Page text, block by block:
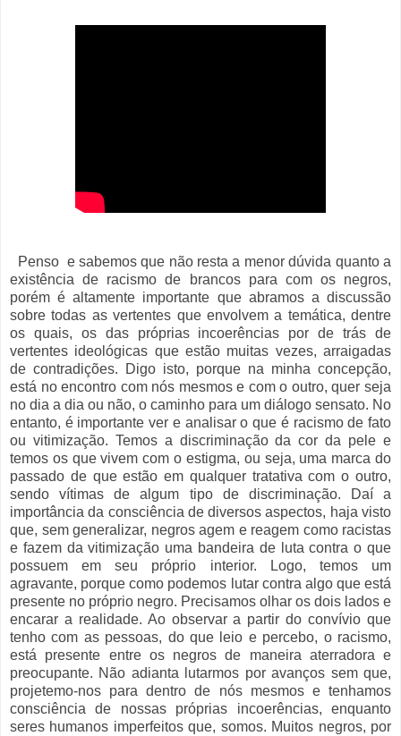
Penso e sabemos que não resta a menor dúvida quanto a
existência de racismo de brancos para com os negros,
porém é altamente importante que abramos a discussão
sobre todas as vertentes que envolvem a temática, dentre
os quais, os das próprias incoerências por de trás de
vertentes ideológicas que estão muitas vezes, arraigadas
de contradições. Digo isto, porque na minha concepção,
está no encontro com nós mesmos e com o outro, quer seja
no dia a dia ou não, o caminho para um diálogo sensato. No
entanto, é importante ver e analisar o que é racismo de fato
ou vitimização. Temos a discriminação da cor da pele e
temos os que vivem com o estigma, ou seja, uma marca do
passado de que estão em qualquer tratativa com o outro,
sendo vítimas de algum tipo de discriminação. Daí a
importância da consciência de diversos aspectos, haja visto
que, sem generalizar, negros agem e reagem como racistas
e fazem da vitimização uma bandeira de luta contra o que
possuem em seu próprio interior. Logo, temos um
agravante, porque como podemos lutar contra algo que está
presente no próprio negro. Precisamos olhar os dois lados e
encarar a realidade. Ao observar a partir do convívio que
tenho com as pessoas, do que leio e percebo, o racismo,
está presente entre os negros de maneira aterradora e
preocupante. Não adianta lutarmos por avanços sem que,
projetemo-nos para dentro de nós mesmos e tenhamos
consciência de nossas próprias incoerências, enquanto
seres humanos imperfeitos que, somos. Muitos negros, por